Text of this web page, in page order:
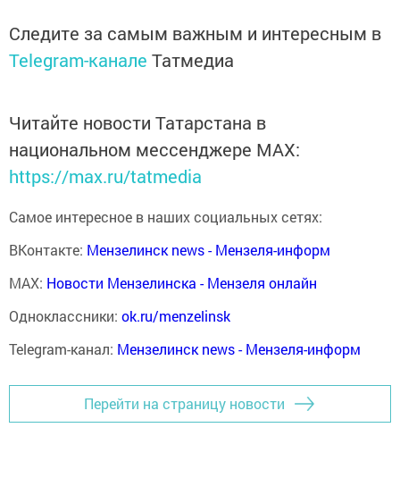
Следите за самым важным и интересным в
Telegram-канале Татмедиа
Читайте новости Татарстана в
национальном мессенджере MАХ:
https://max.ru/tatmedia
Самое интересное в наших социальных сетях:
ВКонтакте: Мензелинск news - Мензеля-информ
MAX: Новости Мензелинска - Мензеля онлайн
Одноклассники: ok.ru/menzelinsk
Telegram-канал: Мензелинск news - Мензеля-информ
Перейти на страницу новости